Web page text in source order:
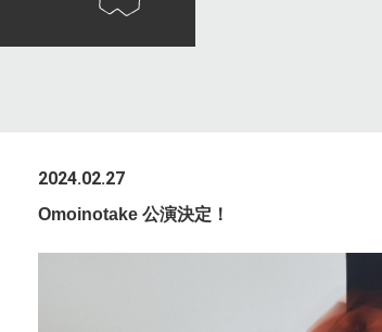
2024.02.27
Omoinotake 公演決定！